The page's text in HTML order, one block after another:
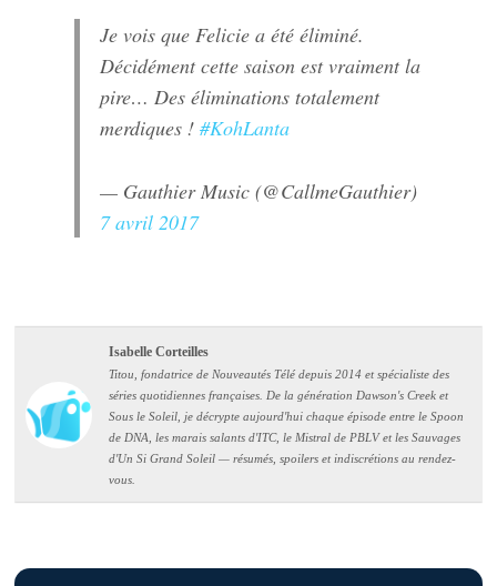
Je vois que Felicie a été éliminé.
Décidément cette saison est vraiment la
pire… Des éliminations totalement
merdiques !#KohLanta
— Gauthier Music (@CallmeGauthier)
7 avril 2017
Isabelle Corteilles
Titou, fondatrice de Nouveautés Télé depuis 2014 et spécialiste des
séries quotidiennes françaises. De la génération Dawson's Creek et
Sous le Soleil, je décrypte aujourd'hui chaque épisode entre le Spoon
de DNA, les marais salants d'ITC, le Mistral de PBLV et les Sauvages
d'Un Si Grand Soleil — résumés, spoilers et indiscrétions au rendez-
vous.